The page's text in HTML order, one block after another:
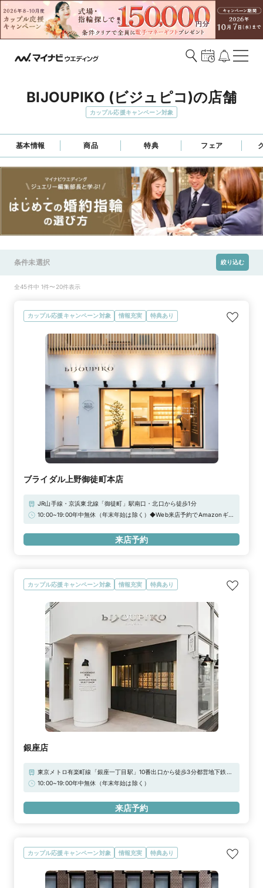
BIJOUPIKO (ビジュピコ)の店舗
カップル応援キャンペーン対象
基本情報 商品 特典 フェア
条件未選択 絞り込む
全45件中 1件〜20件表示
カップル応援キャンペーン対象 情報充実 特典あり
ブライダル上野御徒町本店
JR山手線・京浜東北線「御徒町」駅南口・北口から徒歩1分
10:00~19:00年中無休（年末年始は除く）◆Web来店予約でAmazonギフ
来店予約
カップル応援キャンペーン対象 情報充実 特典あり
銀座店
東京メトロ有楽町線「銀座一丁目駅」10番出口から徒歩3分都営地下鉄浅
草線「宝町駅」A2出口から徒歩3分東京メトロ銀座線「京橋駅」3番出口
10:00~19:00年中無休（年末年始は除く）
来店予約
カップル応援キャンペーン対象 情報充実 特典あり